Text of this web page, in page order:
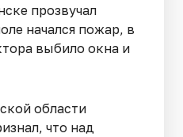
прозвучал
начался пожар, в
выбило окна и
области
что над